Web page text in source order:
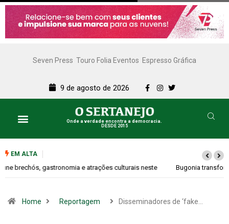
Seven Press Touro Folia Eventos Espresso Gráfica
9 de agosto de 2026
Onde a verdade encontra a democracia.
DESDE 2015
EM ALTA
Bugonia transforma paranoia e conspiração em um suspense imprevisível
Home Reportagem Disseminadores de ‘fake…